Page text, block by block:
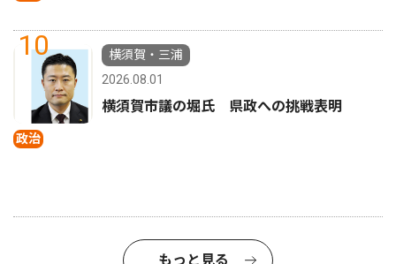
10
政治
横須賀・三浦
2026.08.01
横須賀市議の堀氏 県政への挑戦表明
もっと見る